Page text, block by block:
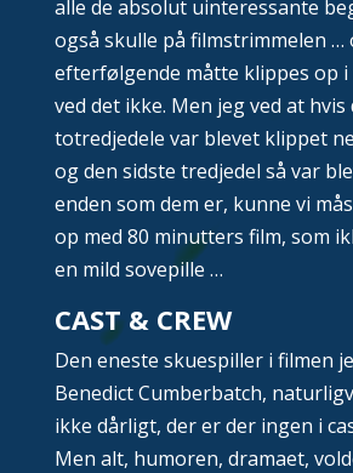
alle de absolut uinteressante
også skulle på filmstrimmelen …
efterfølgende måtte klippes op i
ved det ikke. Men jeg ved at
totredjedele var blevet klippet
og den sidste tredjedel så var
enden som dem er, kunne vi
op med 80 minutters film, som
en mild sovepille …
CAST & CREW
Den eneste skuespiller i filmen
Benedict Cumberbatch,
ikke dårligt, der er der ingen i
Men alt, humoren, dramaet,